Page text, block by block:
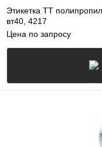
Этикетка ТТ
вт40, 4217
Цена по запросу